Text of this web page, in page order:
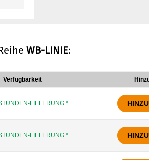
WB-LINIE:
Verfügbarkeit
LIEFERUNG *
LIEFERUNG *